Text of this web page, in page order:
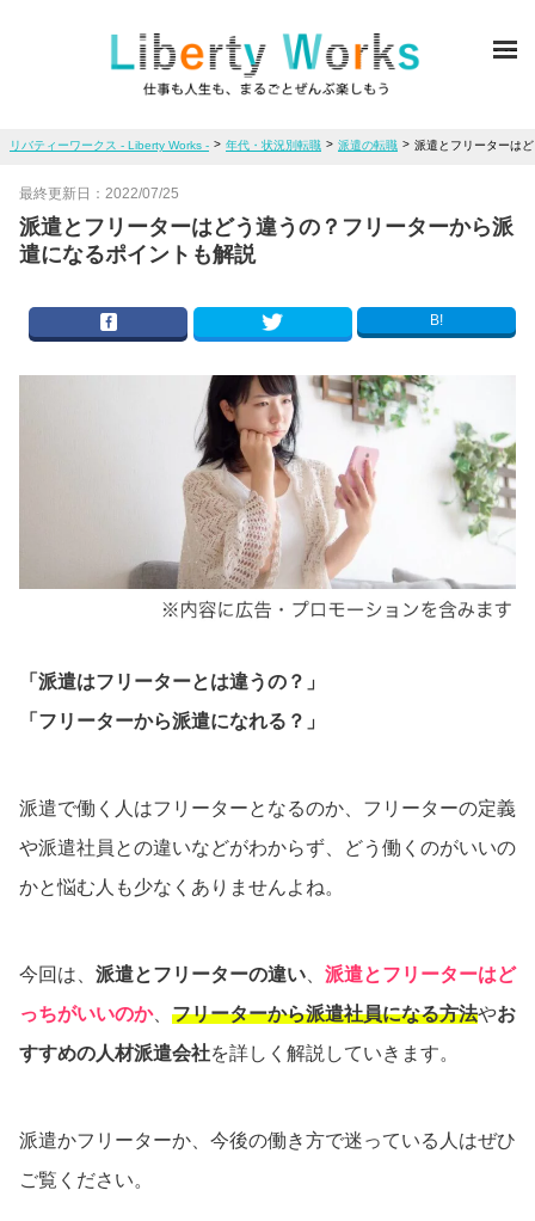
リバティーワークス - Liberty Works - > 年代・状況別転職 > 派遣の転職 > 派遣とフリーターは
最終更新日： 2022/07/25
派遣とフリーターはどう違うの？フリーターから派
遣になるポイントも解説
B!
「派遣はフリーターとは違うの？」
「フリーターから派遣になれる？」
派遣で働く人はフリーターとなるのか、フリーターの定義
や派遣社員との違いなどがわからず、どう働くのがいいの
かと悩む人も少なくありませんよね。
今回は、 派遣とフリーターの違い
派遣とフリーターはど
っちがいいのか、 フリーターから派遣社員になる方法やお
すすめの人材派遣会社を詳しく解説していきます。
派遣かフリーターか、今後の働き方で迷っている人はぜひ
ご覧ください。